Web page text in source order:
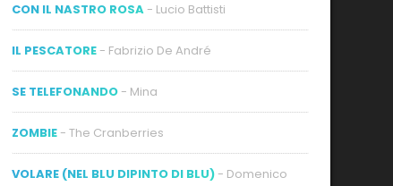
CON IL NASTRO ROSA - Lucio Battisti
IL PESCATORE - Fabrizio De André
SE TELEFONANDO - Mina
ZOMBIE - The Cranberries
VOLARE (NEL BLU DIPINTO DI BLU) - Domenico